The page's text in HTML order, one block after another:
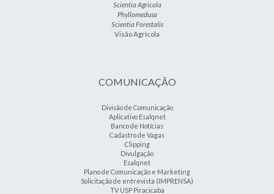
Scientia Agricola
Phyllomedusa
Scientia Forestalis
Visão Agrícola
COMUNICAÇÃO
Divisão de Comunicação
Aplicativo Esalqnet
Banco de Notícias
Cadastro de Vagas
Clipping
Divulgação
Esalqnet
Plano de Comunicação e Marketing
Solicitação de entrevista (IMPRENSA)
TV USP Piracicaba